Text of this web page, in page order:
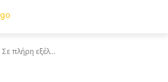
Σε πλήρη εξέλ...